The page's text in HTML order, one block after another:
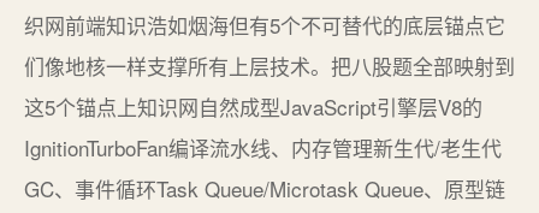
织网前端知识浩如烟海但有5个不可替代的底层锚点它
们像地核一样支撑所有上层技术。把八股题全部映射到
这5个锚点上知识网自然成型JavaScript引擎层V8的
IgnitionTurboFan编译流水线、内存管理新生代/老生代
GC、事件循环Task Queue/Microtask Queue、原型链